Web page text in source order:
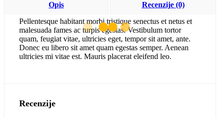
Opis
Recenzije (0)
Pellentesque habitant morbi tristique senectus et netus et
malesuada fames ac turpis egestas. Vestibulum tortor
quam, feugiat vitae, ultricies eget, tempor sit amet, ante.
Donec eu libero sit amet quam egestas semper. Aenean
ultricies mi vitae est. Mauris placerat eleifend leo.
Recenzije